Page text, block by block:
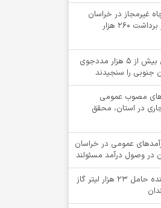
حلقه چاه غیرمجاز در خراسان
جنوبی؛ جلوگیری از برداشت ۲۶۰ هزار
«کیمیاگران»، بینایی بیش از ۵ هزار مددجوی
جنوبی را سنجیدند
مصوب عمومی
در استان، محقق
درآمدهای عمومی در خراسان
در وصول درآمد مسئولند
توقيف کامیون کشنده حامل 23 هزار لیتر گاز